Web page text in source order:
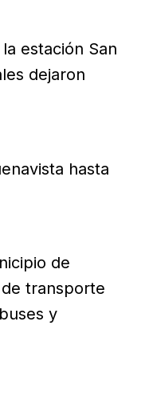
estación San
dejaron
hasta
de
transporte
y